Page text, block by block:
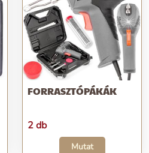
FORRASZTÓPÁKÁK
2 db
Mutat